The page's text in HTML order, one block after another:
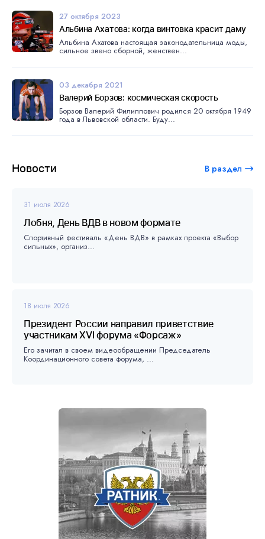
Новости В раздел
31 июля 2026
Лобня, День ВДВ в новом формате
Спортивный фестиваль «День ВДВ» в рамках проекта «Выбор
сильных», организ...
18 июля 2026
Президент России направил приветствие
участникам XVI форума «Форсаж»
Его зачитал в своем видеообращении Председатель
Координационного совета форума, ...
27 октября 2023
Альбина Ахатова: когда винтовка красит даму
Альбина Ахатова настоящая законодательница моды,
сильное звено сборной, женствен...
03 декабря 2021
Валерий Борзов: космическая скорость
Борзов Валерий Филиппович родился 20 октября 1949
года в Львовской области. Буду...